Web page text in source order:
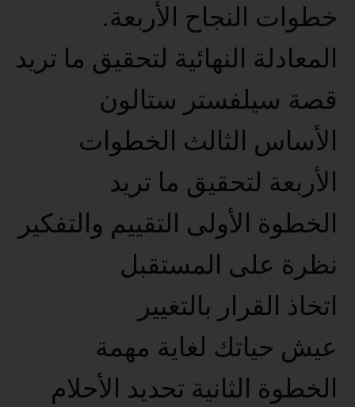
خطوات النجاح الأربعة.
المعادلة النهائية لتحقيق ما تريد
قصة سيلفستر ستالون
الأساس الثالث الخطوات
الأربعة لتحقيق ما تريد
الخطوة الأولى التقييم والتفكير
نظرة على المستقبل
اتخاذ القرار بالتغيير
عيش حياتك لغاية مهمة
الخطوة الثانية تحديد الأحلام